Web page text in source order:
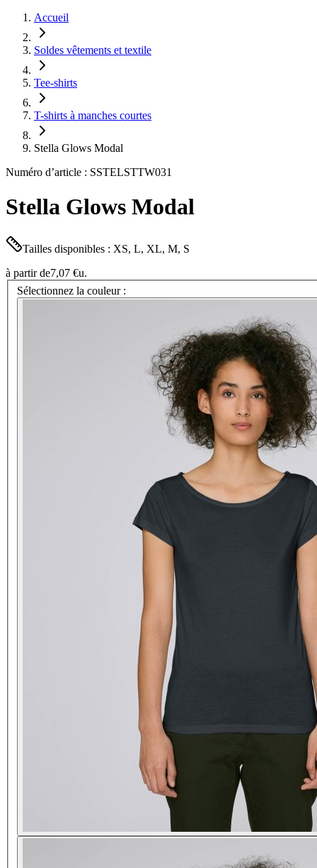
Accueil
Soldes vêtements et textile
Tee-shirts
T-shirts à manches courtes
Stella Glows Modal
Numéro d’article : SSTELSTTW031
Stella Glows Modal
Tailles disponibles : XS, L, XL, M, S
à partir de7,07 €u.
Sélectionnez la couleur :